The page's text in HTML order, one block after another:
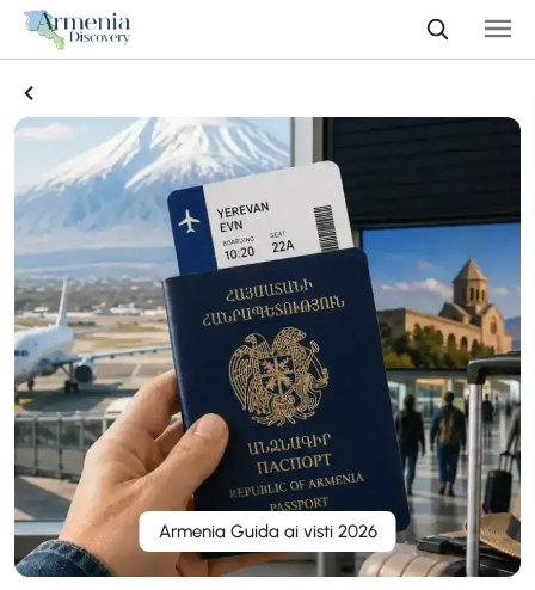
Armenia Guida ai visti 2026